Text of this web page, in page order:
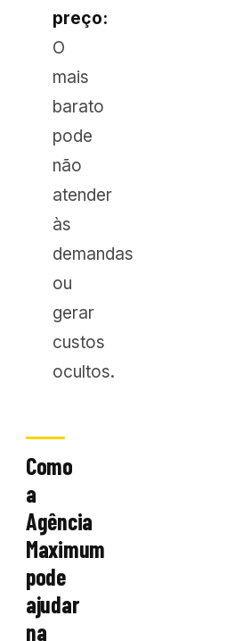
preço:
O
mais
barato
pode
não
atender
às
demandas
ou
gerar
custos
ocultos.
Como
a
Agência
Maximum
pode
ajudar
na